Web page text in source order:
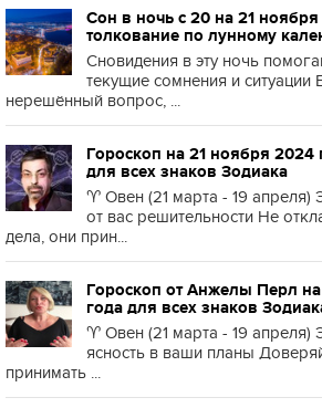
Сон в ночь с 20 на 21
толкование по лунному
Сновидения в эту ночь
текущие сомнения и ситуации
нерешённый вопрос, ...
Гороскоп на 21 ноября 2024
для всех знаков Зодиака
♈️ Овен (21 марта - 19 апреля)
от вас решительности Не
дела, они прин...
Гороскоп от Анжелы Перл
года для всех знаков
♈️ Овен (21 марта - 19 апреля)
ясность в ваши планы
принимать ...